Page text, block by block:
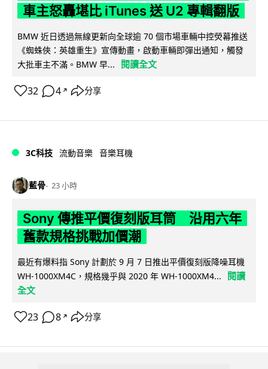
車主怒轟堪比 iTunes 送 U2 專輯翻版
BMW 近日透過無線更新向全球逾 70 個市場車輛中控熒幕推送
《蜘蛛俠：英雄重生》宣傳動畫，啟動車輛即彈出通知，觸發
大批車主不滿。BMW 早...
閱讀全文
32 4 ↗ 分享
3C科技 流動音樂 音樂耳機
藍骨 23 小時
Sony 傳推平價復刻版耳筒 沿用六年
舊款規格挑戰加價潮
最近有爆料指 Sony 計劃於 9 月 7 日推出平價復刻版降噪耳機
WH-1000XM4C，規格幾乎與 2020 年 WH-1000XM4...
閱讀
全文
23 8 ↗ 分享